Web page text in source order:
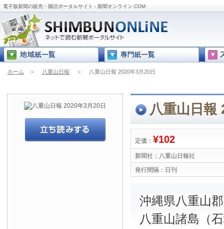
電子版新聞の販売・購読ポータルサイト - 新聞オンライン.COM
ホーム ＞ 八重山日報 ＞ 八重山日報 2020年3月20日
八重山日報
定価： ¥102
新聞社： 八重山日報社
発行間隔： 日刊
沖縄県八重山
八重山諸島（